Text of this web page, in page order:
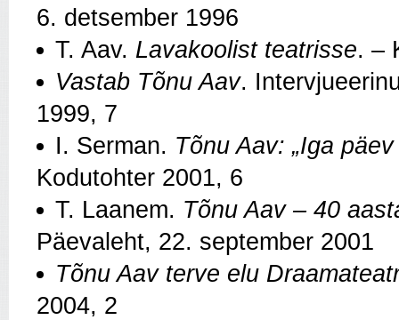
6. detsember 1996
T. Aav. Lavakoolist teatrisse. –
Vastab Tõnu Aav.
1999, 7
I. Serman. Tõnu Aav: „Iga
Kodutohter 2001, 6
T. Laanem. Tõnu Aav – 40
Päevaleht, 22. september 2001
Tõnu Aav terve elu
2004, 2